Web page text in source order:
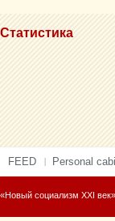
Статистика
FEED Personal
«Новый социализм XXI